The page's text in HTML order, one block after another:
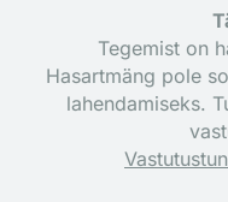
Tegemist on
Hasartmäng pole
lahendamiseks.